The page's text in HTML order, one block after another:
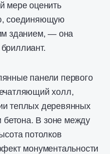
мере оценить
соединяющую
зданием, — она
панели первого
холл,
теплых деревянных
бетона. В зоне между
потолков
монументальности